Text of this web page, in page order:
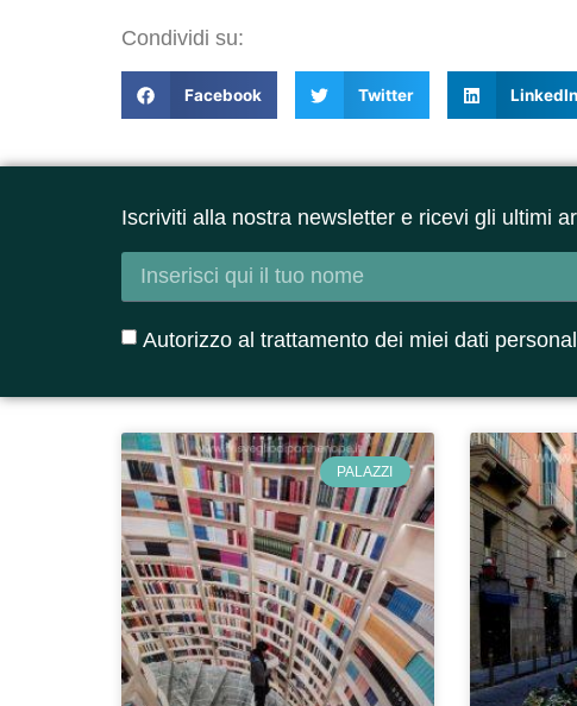
Condividi su:
Facebook Twitter LinkedIn
Iscriviti alla nostra newsletter e ricevi gli ultimi
Autorizzo al trattamento dei miei dati
PALAZZI